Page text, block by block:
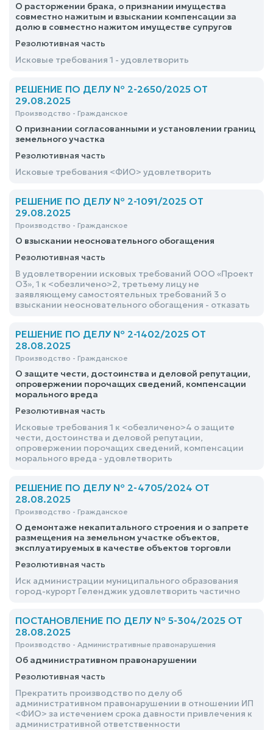
О расторжении брака, о признании имущества
совместно нажитым и взыскании компенсации за
долю в совместно нажитом имуществе супругов
Резолютивная часть
Исковые требования 1 - удовлетворить
РЕШЕНИЕ ПО ДЕЛУ № 2-2650/2025 ОТ
29.08.2025
Производство - Гражданское
О признании согласованными и установлении границ
земельного участка
Резолютивная часть
Исковые требования <ФИО> удовлетворить
РЕШЕНИЕ ПО ДЕЛУ № 2-1091/2025 ОТ
29.08.2025
Производство - Гражданское
О взыскании неосновательного обогащения
Резолютивная часть
В удовлетворении исковых требований ООО «Проект
О3», 1 к <обезличено>2, третьему лицу не
заявляющему самостоятельных требований 3 о
взыскании неосновательного обогащения - отказать
РЕШЕНИЕ ПО ДЕЛУ № 2-1402/2025 ОТ
28.08.2025
Производство - Гражданское
О защите чести, достоинства и деловой репутации,
опровержении порочащих сведений, компенсации
морального вреда
Резолютивная часть
Исковые требования 1 к <обезличено>4 о защите
чести, достоинства и деловой репутации,
опровержении порочащих сведений, компенсации
морального вреда - удовлетворить
РЕШЕНИЕ ПО ДЕЛУ № 2-4705/2024 ОТ
28.08.2025
Производство - Гражданское
О демонтаже некапитального строения и о запрете
размещения на земельном участке объектов,
эксплуатируемых в качестве объектов торговли
Резолютивная часть
Иск администрации муниципального образования
город-курорт Геленджик удовлетворить частично
ПОСТАНОВЛЕНИЕ ПО ДЕЛУ № 5-304/2025 ОТ
28.08.2025
Производство - Административные правонарушения
Об административном правонарушении
Резолютивная часть
Прекратить производство по делу об
административном правонарушении в отношении ИП
<ФИО> за истечением срока давности привлечения к
административной ответственности